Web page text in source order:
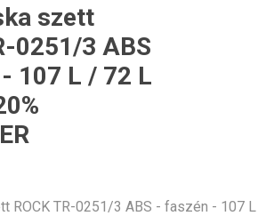
szett
0251/3 ABS
107 L / 72 L
ROCK TR-0251/3 ABS - faszén - 107